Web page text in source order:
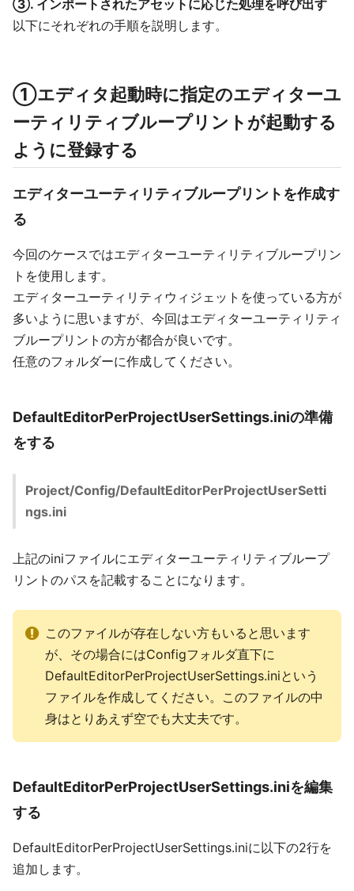
③. インポートされたアセットに応じた処理を呼び出す
以下にそれぞれの手順を説明します。
①エディタ起動時に指定のエディターユ
ーティリティブループリントが起動する
ように登録する
エディターユーティリティブループリントを作成す
る
今回のケースではエディターユーティリティブループリン
トを使用します。
エディターユーティリティウィジェットを使っている方が
多いように思いますが、今回はエディターユーティリティ
ブループリントの方が都合が良いです。
任意のフォルダーに作成してください。
DefaultEditorPerProjectUserSettings.iniの準備
をする
Project/Config/DefaultEditorPerProjectUserSetti
ngs.ini
上記のiniファイルにエディターユーティリティブループ
リントのパスを記載することになります。
このファイルが存在しない方もいると思います
が、その場合にはConfigフォルダ直下に
DefaultEditorPerProjectUserSettings.iniという
ファイルを作成してください。このファイルの中
身はとりあえず空でも大丈夫です。
DefaultEditorPerProjectUserSettings.iniを編集
する
DefaultEditorPerProjectUserSettings.iniに以下の2行を
追加します。